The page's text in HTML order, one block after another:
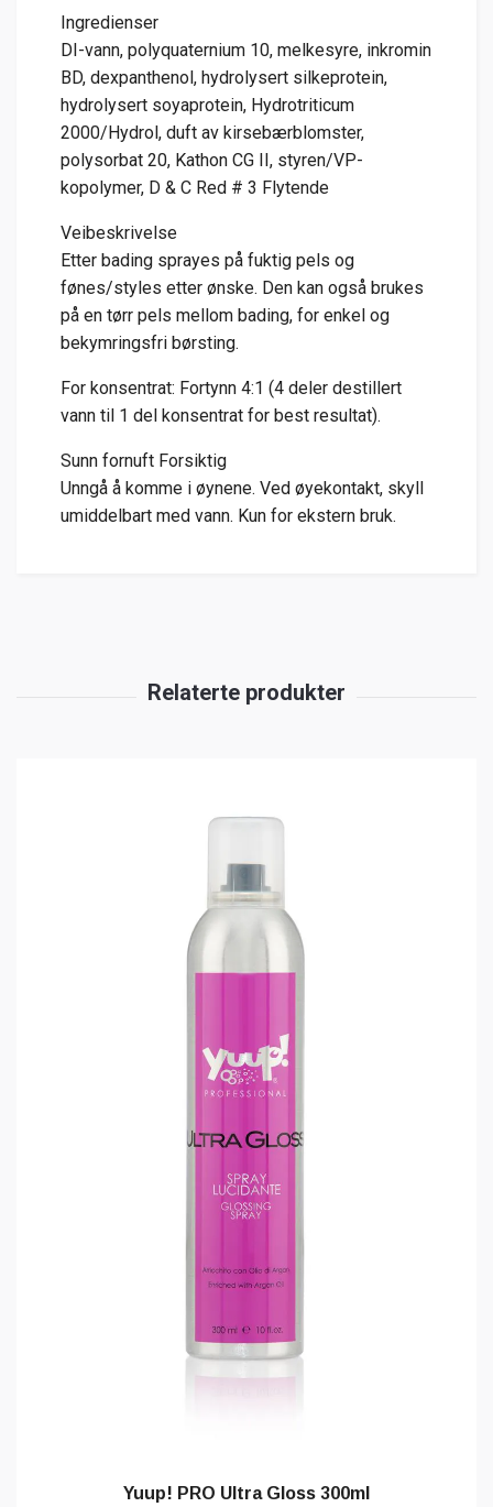
Ingredienser
DI-vann, polyquaternium 10, melkesyre, inkromin
BD, dexpanthenol, hydrolysert silkeprotein,
hydrolysert soyaprotein, Hydrotriticum
2000/Hydrol, duft av kirsebærblomster,
polysorbat 20, Kathon CG II, styren/VP-
kopolymer, D & C Red # 3 Flytende
Veibeskrivelse
Etter bading sprayes på fuktig pels og
fønes/styles etter ønske. Den kan også brukes
på en tørr pels mellom bading, for enkel og
bekymringsfri børsting.
For konsentrat: Fortynn 4:1 (4 deler destillert
vann til 1 del konsentrat for best resultat).
Sunn fornuft Forsiktig
Unngå å komme i øynene. Ved øyekontakt, skyll
umiddelbart med vann. Kun for ekstern bruk.
Yuup! PRO Ultra Gloss 300ml